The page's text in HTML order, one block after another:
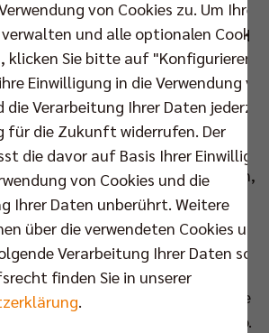
Tag Bestand hatte. Trotz nur
Trotz einer talentierten und
immer konkurrenzfähigen
Saison wurde die Basis dafür
aufwärtsgehen kann. Jetzt
Früchte eingefahren.
haben sich bemüht, die letzten ein,
zu schaffen. Das ist ihnen
lobt Kaweh Niroomand,
BR Volleys. Mehrere Schritte
Der Umzug von der
Bestensee in die Paul-Dinter-Halle
Zurück zu den Wurzeln also.
von Cookies zu. Um Ihre
und alle optionalen Cookies
klicken Sie bitte auf "Konfigurieren".
Einwilligung in die Verwendung
die Verarbeitung Ihrer Daten
für die Zukunft widerrufen. Der
die davor auf Basis Ihrer
von Cookies und die
Ihrer Daten unberührt. Weitere
über die verwendeten Cookies und
Verarbeitung Ihrer Daten
finden Sie in unserer
.